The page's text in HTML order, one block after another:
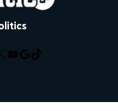
YouTube
Google
TikTok